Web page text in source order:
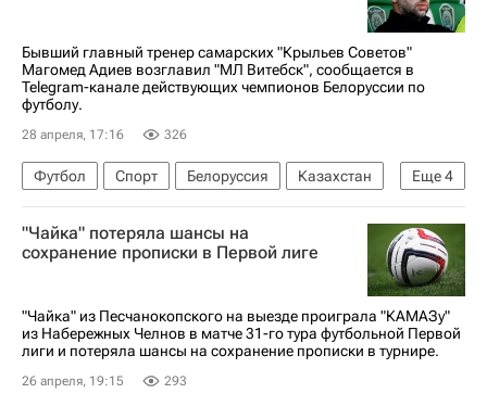
Бывший главный тренер самарских "Крыльев Советов"
Магомед Адиев возглавил "МЛ Витебск", сообщается в
Telegram-канале действующих чемпионов Белоруссии по
футболу.
28 апреля, 17:16 326
Еще4
Футбол Спорт Белоруссия
Казахстан
Магомед Адиев
Крылья Советов
Витебск
Химки
"Чайка" потеряла шансы на
сохранение прописки в Первой лиге
"Чайка" из Песчанокопского на выезде проиграла "КАМАЗу"
из Набережных Челнов в матче 31-го тура футбольной Первой
лиги и потеряла шансы на сохранение прописки в турнире.
26 апреля, 19:15 293